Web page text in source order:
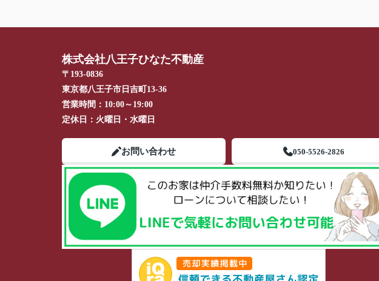
株式会社八王子ひなた不動産
〒193-0836
東京都八王子市日吉町13-36
営業時間： 10:00～19:00
定休日： 火曜日・水曜日
お問い合わせ 050-5526-2826